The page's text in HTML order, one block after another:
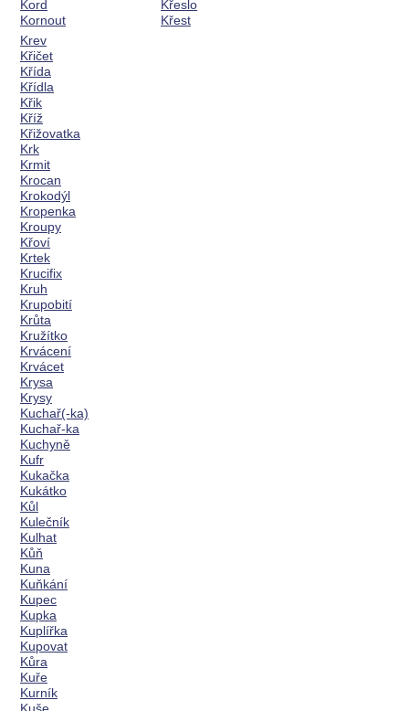
Kord
Kornout
Křeslo
Křest
Krev
Křičet
Křída
Křídla
Křik
Kříž
Křižovatka
Krk
Krmit
Krocan
Krokodýl
Kropenka
Kroupy
Křoví
Krtek
Krucifix
Kruh
Krupobití
Krůta
Kružítko
Krvácení
Krvácet
Krysa
Krysy
Kuchař(-ka)
Kuchař-ka
Kuchyně
Kufr
Kukačka
Kukátko
Kůl
Kulečník
Kulhat
Kůň
Kuna
Kuňkání
Kupec
Kupka
Kuplířka
Kupovat
Kůra
Kuře
Kurník